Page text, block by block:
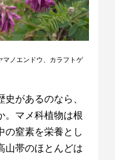
マノエンドウ、カラフトゲ
があるのなら、
。マメ科植物は根
の窒素を栄養とし
山帯のほとんどは